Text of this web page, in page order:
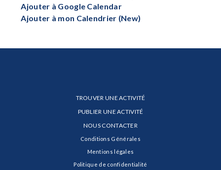
Ajouter à Google Calendar
Ajouter à mon Calendrier (New)
TROUVER UNE ACTIVITÉ
PUBLIER UNE ACTIVITÉ
NOUS CONTACTER
Conditions Générales
Mentions légales
Politique de confidentialité